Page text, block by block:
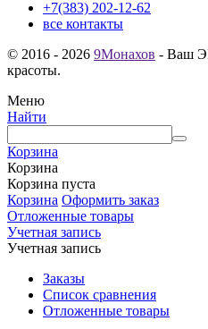
+7(383) 202-12-62
все контакты
© 2016 - 2026 9Монахов - Ваш
красоты.
Меню
Найти
Корзина
Корзина
Корзина пуста
Корзина Оформить заказ
Отложенные товары
Учетная запись
Учетная запись
Заказы
Список сравнения
Отложенные товары